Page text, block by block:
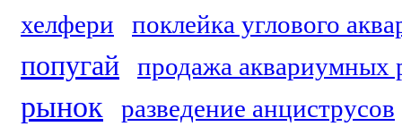
хелфери
поклейка углового
попугай продажа аквариумных
рынок
разведение анциструсов